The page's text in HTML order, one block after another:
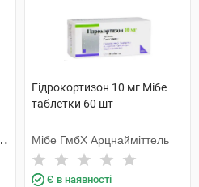
Гідрокортизон 10 мг Мібе
таблетки 60 шт
Мібе ГмбХ Арцнайміттель
Є в наявності